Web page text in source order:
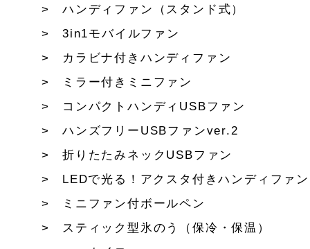
ハンディファン（スタンド式）
3in1モバイルファン
カラビナ付きハンディファン
ミラー付きミニファン
コンパクトハンディUSBファン
ハンズフリーUSBファンver.2
折りたたみネックUSBファン
LEDで光る！アクスタ付きハンディファン
ミニファン付ボールペン
スティック型氷のう（保冷・保温）